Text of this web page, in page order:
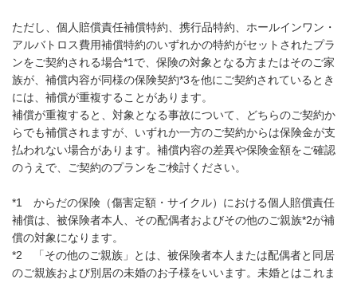
ただし、個人賠償責任補償特約、携行品特約、ホールインワン・
アルバトロス費用補償特約のいずれかの特約がセットされたプラ
ンをご契約される場合*1で、保険の対象となる方またはそのご家
族が、補償内容が同様の保険契約*3を他にご契約されているとき
には、補償が重複することがあります。
補償が重複すると、対象となる事故について、どちらのご契約か
らでも補償されますが、いずれか一方のご契約からは保険金が支
払われない場合があります。補償内容の差異や保険金額をご確認
のうえで、ご契約のプランをご検討ください。
*1 からだの保険（傷害定額・サイクル）における個人賠償責任
補償は、被保険者本人、その配偶者およびその他のご親族*2が補
償の対象になります。
*2 「その他のご親族」とは、被保険者本人または配偶者と同居
のご親族および別居の未婚のお子様をいいます。未婚とはこれま